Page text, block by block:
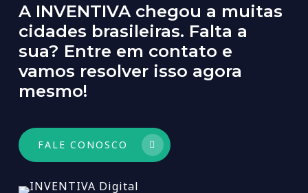
A INVENTIVA chegou a muitas
cidades brasileiras. Falta a
sua? Entre em contato e
vamos resolver isso agora
mesmo!
FALE CONOSCO